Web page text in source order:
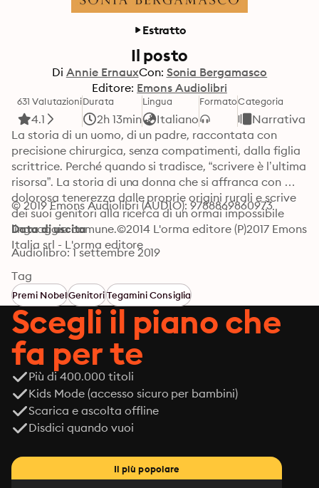
Estratto
Il posto
Di Annie ErnauxCon: Sonia Bergamasco
Editore: Emons Audiolibri
631 Valutazioni
4.1
Durata
2h 13min
Lingua
Italiano
FormatoCategoria
Narrativa
La storia di un uomo, di un padre, raccontata con
precisione chirurgica, senza compatimenti, dalla figlia
scrittrice. Perché quando si tradisce, “scrivere è l’ultima
risorsa”. La storia di una donna che si affranca con
dolorosa tenerezza dalle proprie origini rurali e scrive
dei suoi genitori alla ricerca di un ormai impossibile
linguaggio comune.©2014 L'orma editore (P)2017 Emons
Italia srl - L'orma editore
© 2019 Emons Audiolibri (AUDIO): 9788869860973
Data di uscita
Audiolibro: 1 settembre 2019
Tag
Premi NobelGenitoriTegamini Consiglia
Scegli il piano che
fa per te
Più di 400.000 titoli
Kids Mode (accesso sicuro per bambini)
Scarica e ascolta offline
Disdici quando vuoi
Il più popolare